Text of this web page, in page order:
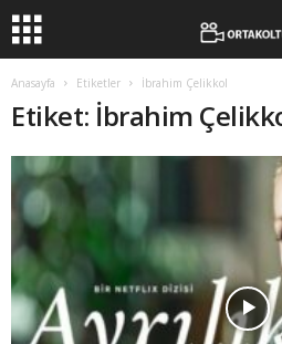
Anasayfa Etiketler İbrahim Çelikkol
Etiket: İbrahim